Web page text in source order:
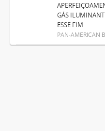
GÁS
ESSE FIM
PAN-AMERICAN